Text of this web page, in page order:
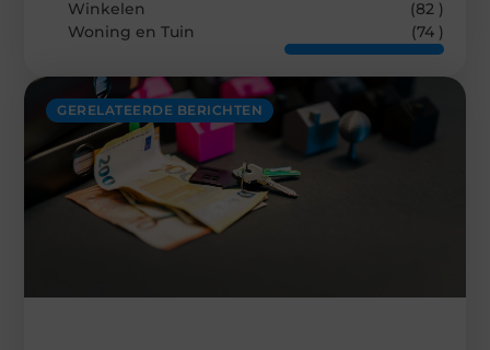
GERELATEERDE BERICHTEN
Winkelen
(82 )
Woning en Tuin
(74 )